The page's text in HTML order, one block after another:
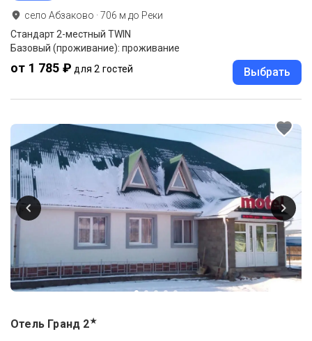
село Абзаково ·706 м до Реки
Стандарт 2-местный TWIN
Базовый (проживание): проживание
от 1 785 ₽ для 2 гостей Выбрать
Отель Гранд 2★